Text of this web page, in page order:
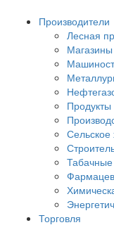
Производители
Лесная
Продукты
Сельское
Торговля